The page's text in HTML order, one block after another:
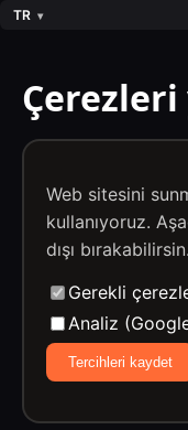
TR
Web sitesini
kullanıyoruz.
dışı bırakabilirsin.
Gerekli
Analiz
Tercihleri kaydet